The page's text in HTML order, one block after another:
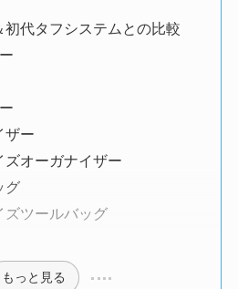
初代タフシステムとの比較
ザー
ズオーガナイザー
グ
ズツールバッグ
もっと見る